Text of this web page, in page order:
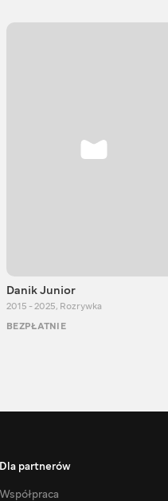
Danik Junior
2015 - 2025, Rozrywka
BEZPŁATNIE
Dla partnerów
Współpraca